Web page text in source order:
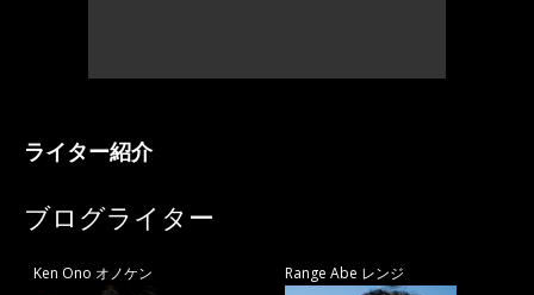
ライター紹介
ブログライター
Ken Ono オノケン Range Abe レンジ